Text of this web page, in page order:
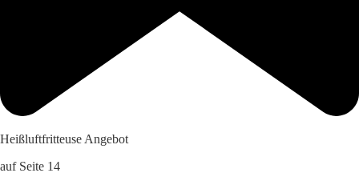
Heißluftfritteuse Angebot
auf Seite 14